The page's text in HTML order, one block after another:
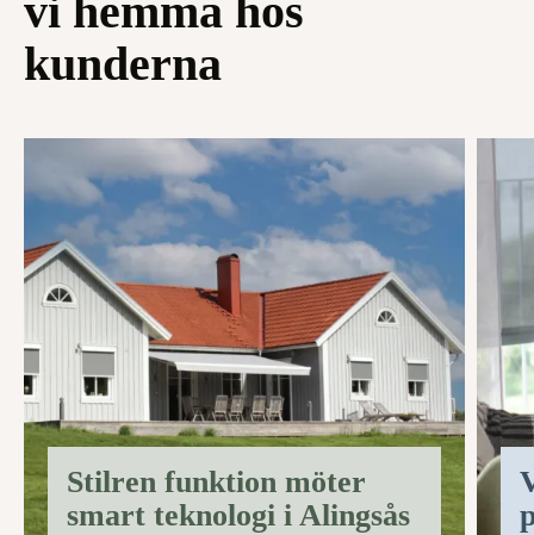
vi hemma hos
kunderna
Stilren funktion möter
smart teknologi i Alingsås